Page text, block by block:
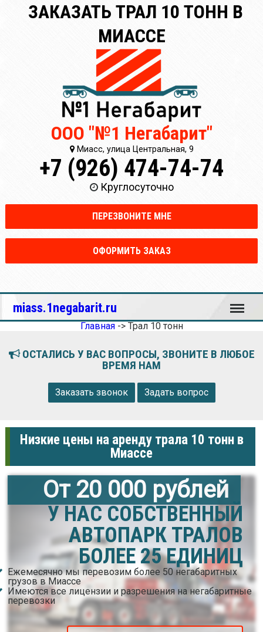
ЗАКАЗАТЬ ТРАЛ 10 ТОНН В
МИАССЕ
ООО "№1 Негабарит"
Миасс, улица Центральная, 9
+7 (926) 474-74-74
Круглосуточно
ПЕРЕЗВОНИТЕ МНЕ
ОФОРМИТЬ ЗАКАЗ
miass.1negabarit.ru Меню
Главная-> Трал 10 тонн
ОСТАЛИСЬ У ВАС ВОПРОСЫ, ЗВОНИТЕ В ЛЮБОЕ
ВРЕМЯ НАМ
Заказать звонок Задать вопрос
Низкие цены на аренду трала 10 тонн в
Миассе
От 20 000 рублей
У НАС СОБСТВЕННЫЙ
АВТОПАРК ТРАЛОВ
БОЛЕЕ 25 ЕДИНИЦ
Ежемесячно мы перевозим более 50 негабаритных
грузов в Миассе
Имеются все лицензии и разрешения на негабаритные
перевозки